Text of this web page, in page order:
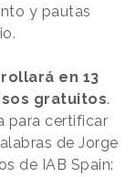
y pautas
en 13
gratuitos.
para certificar
de Jorge
de IAB Spain: